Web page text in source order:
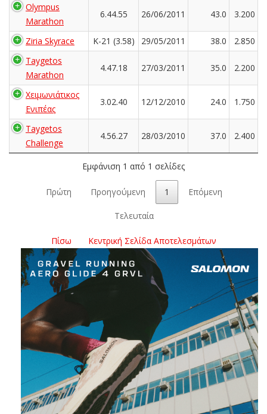
Olympus
Marathon
6.44.55 26/06/2011 43.0 3.200
Ziria Skyrace K-21 (3.58) 29/05/2011 38.0
2.850
Taygetos
Marathon
4.47.18 27/03/2011 35.0 2.200
Χειμωνιάτικος
Ενιπέας
3.02.40 12/12/2010 24.0 1.750
Taygetos
Challenge
4.56.27 28/03/2010 37.0 2.400
Εμφάνιση 1 από 1 σελίδες
Πρώτη Προηγούμενη 1 Επόμενη
Τελευταία
Πίσω Κεντρική Σελίδα Αποτελεσμάτων